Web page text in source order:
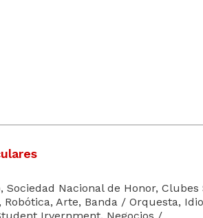
Sociedad Nacional de Honor, Clubes
Robótica, Arte, Banda / Orquesta,